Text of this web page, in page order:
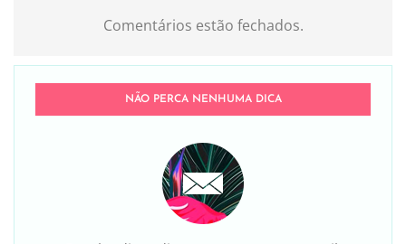
Comentários estão fechados.
NÃO PERCA NENHUMA DICA